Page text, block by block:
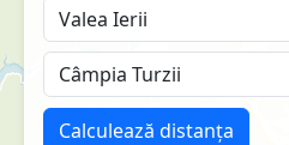
Calculează distanța